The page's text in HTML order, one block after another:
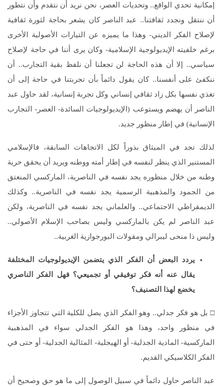
إمكانية تحدي الواقع.. وتحديات العصر، نحن نريد أن نتقدم وأن نتطور
أن ننتقل ونجدد ثقافتنا.. عبد الناصر كان يشعر بحاجة لثورة ثقافية
لإصلاح الفكر الديني- وهذا ما يميزه عن التيارات الأصولية الأخرى
برغم خلفيته الإيديولوجية الإسلامية- وكان يرى أننا في حاجة لإصلاح
سياسي.. إلا أن هذه الحاجة لن تجعلنا أن نلفظ بقية التجارب.. أن
ننكفئ على أنفسنا.. كان يقول دائماً بأن تجربتنا في حاجة إلى أن
تغذي نفسها بكل زاد ثقافي إنساني وكل تجربة إنسانية، لقد حاول عبد
الناصر أن يهضم ويستوعب (الإيديولوجيات السائدة- العصر- التجارب
الإنسانية) في إطار منظور جديد.
لذلك تجد في الميثاق بذوراً لكل الاتجاهات السابقة، فالإسلامي
المستنير الذي ينظر لنفسه في إطار أمته ووطنه ويريد أن يحقق حرية
وطنه من خلال منظوره يجد نفسه في الناصرية، الماركسي المنعتق
من الجمود والمذهبية الرسمية يجد نفسه في الناصرية.. وكذلك
الديمقراطي الاجتماعي.. والعلماني يجد نفسه في الناصرية، ولكن
عبد الناصر لم يكن بالماركسي وليس بصاحب الإسلام الأصولي..
وليس ذا منحى ليبرالي ومقولات البورجوازية الغربية..
يردد البعض أن الفكر الذي يتضمن الإيديولوجيات المختلفة
يقال عنه أنه فكر توفيقي أو تجميعي؟ فهل الفكر الناصري
يخضع لهذا التصنيف؟
□ بل هو فكر جدلي.. وهو الفكر الذي يصل للكلية التي تتجاوز الأجزاء
في منظور واحد، وهذا هو الفكر الجدلي سواء في المذهبية
الماركسية- المادية الجدلية- أو الهيجلية- المثالية الجدلية- أو حتى في
الفكر الكلاسيكي القديم.
عبد الناصر حاول دائماً في سبيل الوصول إلى ما هو حق وصحيح أن